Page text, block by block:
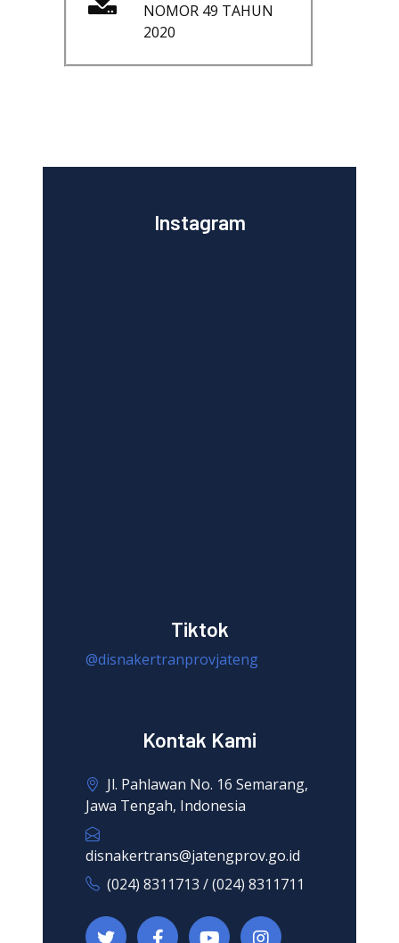
NOMOR 49 TAHUN
2020
Instagram
Tiktok
@disnakertranprovjateng
Kontak Kami
Jl. Pahlawan No. 16 Semarang,
Jawa Tengah, Indonesia
disnakertrans@jatengprov.go.id
(024) 8311713 / (024) 8311711